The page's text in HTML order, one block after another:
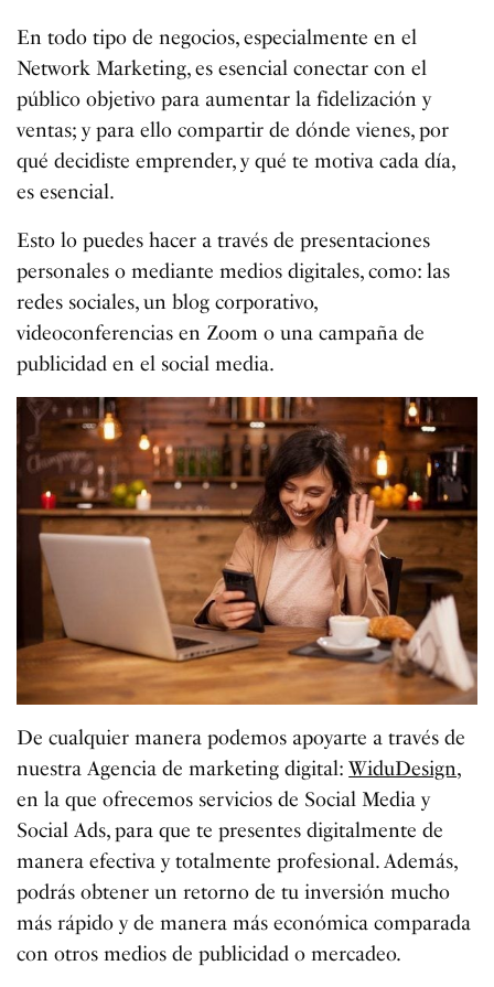
En todo tipo de negocios, especialmente en el
Network Marketing, es esencial conectar con el
público objetivo para aumentar la fidelización y
ventas; y para ello compartir de dónde vienes, por
qué decidiste emprender, y qué te motiva cada día,
es esencial.
Esto lo puedes hacer a través de presentaciones
personales o mediante medios digitales, como: las
redes sociales, un blog corporativo,
videoconferencias en Zoom o una campaña de
publicidad en el social media.
De cualquier manera podemos apoyarte a través de
nuestra Agencia de marketing digital:WiduDesign,
en la que ofrecemos servicios de Social Media y
Social Ads, para que te presentes digitalmente de
manera efectiva y totalmente profesional. Además,
podrás obtener un retorno de tu inversión mucho
más rápido y de manera más económica comparada
con otros medios de publicidad o mercadeo.